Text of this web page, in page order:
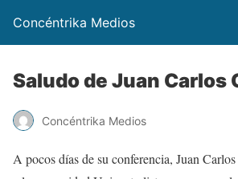
Concéntrika Medios
Saludo de Juan Carlos
Concéntrika Medios
A pocos días de su conferencia, Juan